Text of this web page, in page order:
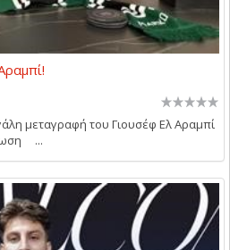
μεταγραφή του Γιουσέφ Ελ Αραμπί
...